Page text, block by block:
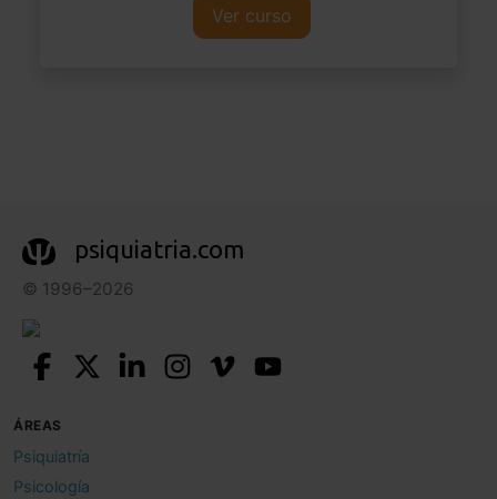
Ver curso
psiquiatria.com
© 1996–2026
ÁREAS
Psiquiatría
Psicología